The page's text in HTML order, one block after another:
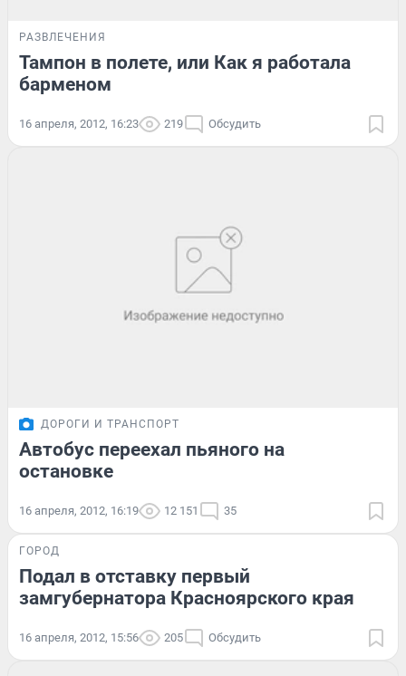
РАЗВЛЕЧЕНИЯ
Тампон в полете, или Как я работала
барменом
16 апреля, 2012, 16:23 219 Обсудить
ДОРОГИ И ТРАНСПОРТ
Автобус переехал пьяного на
остановке
16 апреля, 2012, 16:19 12 151 35
ГОРОД
Подал в отставку первый
замгубернатора Красноярского края
16 апреля, 2012, 15:56 205 Обсудить